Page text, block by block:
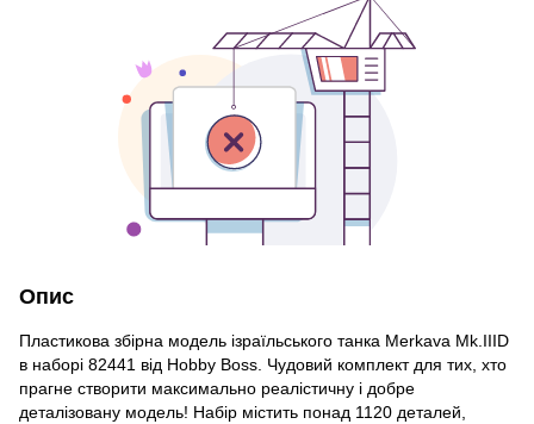
Опис
Пластикова збірна модель ізраїльського танка Merkava Mk.IIID
в наборі 82441 від Hobby Boss. Чудовий комплект для тих, хто
прагне створити максимально реалістичну і добре
деталізовану модель! Набір містить понад 1120 деталей,